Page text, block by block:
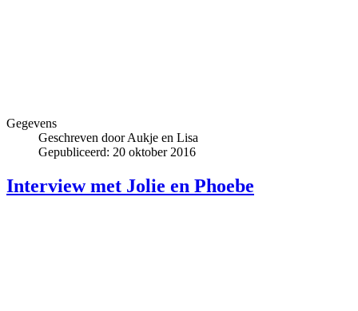
Gegevens
Geschreven doorAukje en Lisa
Gepubliceerd: 20 oktober 2016
Interview met Jolie en Phoebe